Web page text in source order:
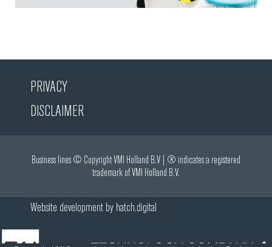
PRIVACY
DISCLAIMER
Business lines © Copyright VMI Holland B.V | ® indicates a registered
trademark of VMI Holland B.V.
Website development by hatch.digital